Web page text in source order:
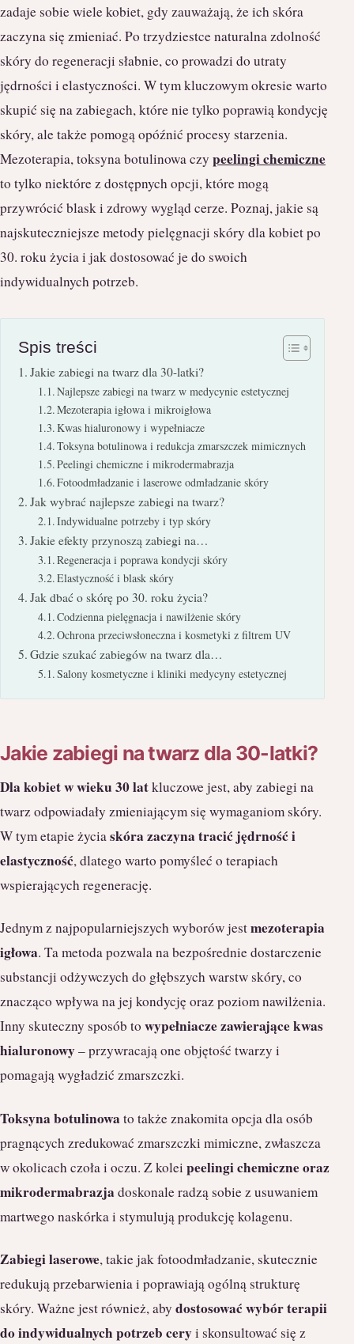
zadaje sobie wiele kobiet, gdy zauważają, że ich skóra
zaczyna się zmieniać. Po trzydziestce naturalna zdolność
skóry do regeneracji słabnie, co prowadzi do utraty
jędrności i elastyczności. W tym kluczowym okresie warto
skupić się na zabiegach, które nie tylko poprawią kondycję
skóry, ale także pomogą opóźnić procesy starzenia.
Mezoterapia, toksyna botulinowa czy peelingi chemiczne
to tylko niektóre z dostępnych opcji, które mogą
przywrócić blask i zdrowy wygląd cerze. Poznaj, jakie są
najskuteczniejsze metody pielęgnacji skóry dla kobiet po
30. roku życia i jak dostosować je do swoich
indywidualnych potrzeb.
Spis treści
Jakie zabiegi na twarz dla 30-latki?
Najlepsze zabiegi na twarz w medycynie estetycznej
Mezoterapia igłowa i mikroigłowa
Kwas hialuronowy i wypełniacze
Toksyna botulinowa i redukcja zmarszczek mimicznych
Peelingi chemiczne i mikrodermabrazja
Fotoodmładzanie i laserowe odmładzanie skóry
Jak wybrać najlepsze zabiegi na twarz?
Indywidualne potrzeby i typ skóry
Jakie efekty przynoszą zabiegi na…
Regeneracja i poprawa kondycji skóry
Elastyczność i blask skóry
Jak dbać o skórę po 30. roku życia?
Codzienna pielęgnacja i nawilżenie skóry
Ochrona przeciwsłoneczna i kosmetyki z filtrem UV
Gdzie szukać zabiegów na twarz dla…
Salony kosmetyczne i kliniki medycyny estetycznej
Jakie zabiegi na twarz dla 30-latki?
Dla kobiet w wieku 30 latkluczowe jest, aby zabiegi na
twarz odpowiadały zmieniającym się wymaganiom skóry.
W tym etapie życiaskóra zaczyna tracić jędrność i
elastyczność, dlatego warto pomyśleć o terapiach
wspierających regenerację.
Jednym z najpopularniejszych wyborów jestmezoterapia
igłowa. Ta metoda pozwala na bezpośrednie dostarczenie
substancji odżywczych do głębszych warstw skóry, co
znacząco wpływa na jej kondycję oraz poziom nawilżenia.
Inny skuteczny sposób to wypełniacze zawierające kwas
hialuronowy– przywracają one objętość twarzy i
pomagają wygładzić zmarszczki.
Toksyna botulinowa to także znakomita opcja dla osób
pragnących zredukować zmarszczki mimiczne, zwłaszcza
w okolicach czoła i oczu. Z kolei peelingi chemiczne oraz
mikrodermabrazja doskonale radzą sobie z usuwaniem
martwego naskórka i stymulują produkcję kolagenu.
Zabiegi laserowe, takie jak fotoodmładzanie, skutecznie
redukują przebarwienia i poprawiają ogólną strukturę
skóry. Ważne jest również, aby dostosować wybór terapii
do indywidualnych potrzeb ceryi skonsultować się z